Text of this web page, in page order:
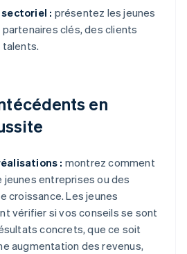
: présentez les jeunes
clés, des clients
en
: montrez comment
jeunes entreprises ou des
croissance. Les jeunes
vérifier si vos conseils se sont
concrets, que ce soit
augmentation des revenus,